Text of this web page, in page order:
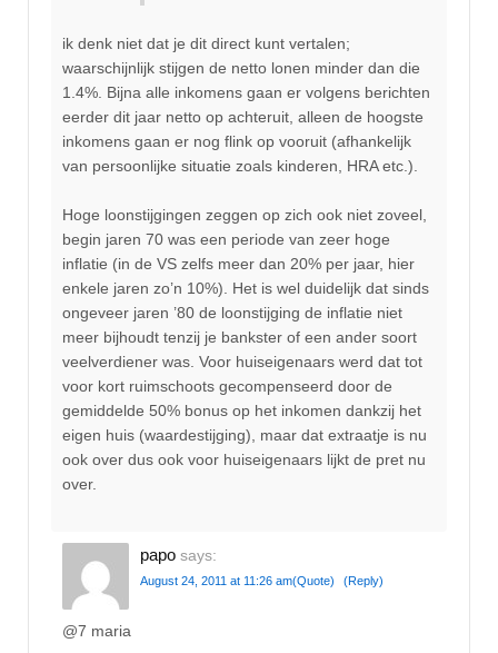
ik denk niet dat je dit direct kunt vertalen;
waarschijnlijk stijgen de netto lonen minder dan die
1.4%. Bijna alle inkomens gaan er volgens berichten
eerder dit jaar netto op achteruit, alleen de hoogste
inkomens gaan er nog flink op vooruit (afhankelijk
van persoonlijke situatie zoals kinderen, HRA etc.).
Hoge loonstijgingen zeggen op zich ook niet zoveel,
begin jaren 70 was een periode van zeer hoge
inflatie (in de VS zelfs meer dan 20% per jaar, hier
enkele jaren zo’n 10%). Het is wel duidelijk dat sinds
ongeveer jaren ’80 de loonstijging de inflatie niet
meer bijhoudt tenzij je bankster of een ander soort
veelverdiener was. Voor huiseigenaars werd dat tot
voor kort ruimschoots gecompenseerd door de
gemiddelde 50% bonus op het inkomen dankzij het
eigen huis (waardestijging), maar dat extraatje is nu
ook over dus ook voor huiseigenaars lijkt de pret nu
over.
papo says:
August 24, 2011 at 11:26 am(Quote) (Reply)
@7 maria